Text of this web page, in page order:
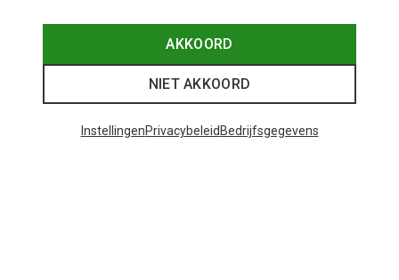
AKKOORD
NIET AKKOORD
InstellingenPrivacybeleid Bedrijfsgegevens